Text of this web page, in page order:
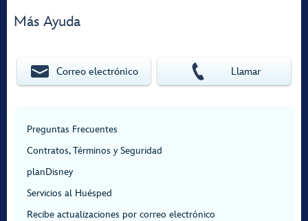
Más Ayuda
Correo electrónico Llamar
Preguntas Frecuentes
Contratos, Términos y Seguridad
planDisney
Servicios al Huésped
Recibe actualizaciones por correo electrónico